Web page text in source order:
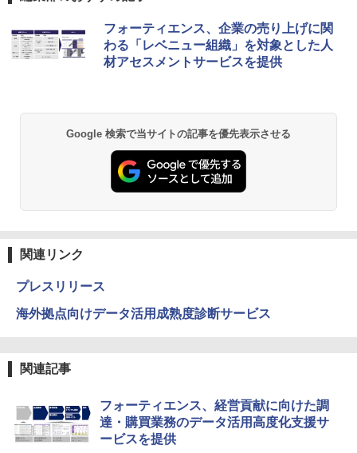
フォーティエンス、企業の売り上げに関
わる「レベニュー組織」を対象とした人
材アセスメントサービスを提供
Google 検索で当サイトの記事を優先表示させる
関連リンク
プレスリリース
海外拠点向けデータ活用成熟度診断サービス
関連記事
フォーティエンス、経営貢献に向けた調
達・購買業務のデータ活用高度化支援サ
ービスを提供